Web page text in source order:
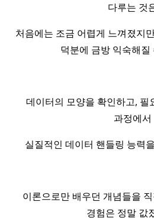
다루는 것
처음에는 조금 어렵게 느껴졌지
덕분에 금방 익숙해질
데이터의 모양을 확인하고, 필
과정에서
실질적인 데이터 핸들링 능력
이론으로만 배우던 개념들을
경험은 정말 값